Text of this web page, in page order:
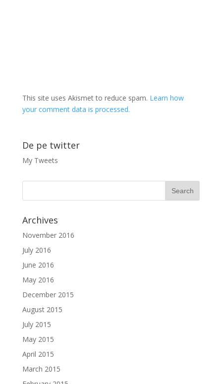
This site uses Akismet to reduce spam. Learn how
your comment data is processed.
De pe twitter
My Tweets
Archives
November 2016
July 2016
June 2016
May 2016
December 2015
August 2015
July 2015
May 2015
April 2015
March 2015